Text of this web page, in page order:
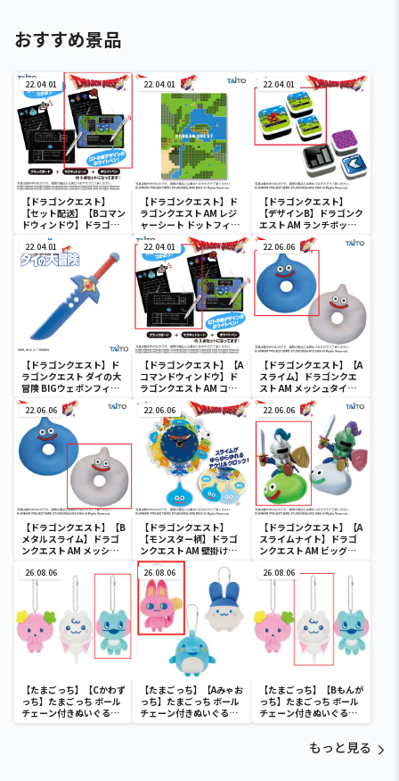
おすすめ景品
22.04.01
【ドラゴンクエスト】
【セット配送】【Bコマン
ドウィンドウ】ドラゴン
クエスト AM コマンドウ
ィンドウ ブラックボード
22.04.01
【ドラゴンクエスト】ド
ラゴンクエスト AM レジ
ャーシート ドットフィー
ルド
22.04.01
【ドラゴンクエスト】
【デザインB】ドラゴンク
エスト AM ランチボック
ス ドットフィールド
22.04.01
【ドラゴンクエスト】ド
ラゴンクエスト ダイの大
冒険 BIGウェポンフィギ
ュアコレクション ～パプ
ニカのナイフ～
22.04.01
【ドラゴンクエスト】【A
コマンドウィンドウ】ド
ラゴンクエスト AM コマ
ンドウィンドウ ブラック
ボード
22.06.06
【ドラゴンクエスト】【A
スライム】ドラゴンクエ
スト AM メッシュタイプ
円座クッション スライム
＆メタルスライム
22.06.06
【ドラゴンクエスト】【B
メタルスライム】ドラゴ
ンクエスト AM メッシュ
ライム＆メタルスライム
22.06.06
【ドラゴンクエスト】
【モンスター柄】ドラゴ
ンクエスト AM 壁掛け時
計 ～モンスターがいっぱ
い！編～
22.06.06
【ドラゴンクエスト】【A
スライムナイト】ドラゴ
ンクエスト AM ビッグク
ナイト＆メタルライダー
26.08.06
【たまごっち】【Cかわず
っち】たまごっち ボール
チェーン付きぬいぐるみ
～Tamagotchi
26.08.06
【たまごっち】【Aみゃお
っち】たまごっち ボール
チェーン付きぬいぐるみ
～Tamagotchi
26.08.06
【たまごっち】【Bもんが
っち】たまごっち ボール
チェーン付きぬいぐるみ
～Tamagotchi
もっと見る